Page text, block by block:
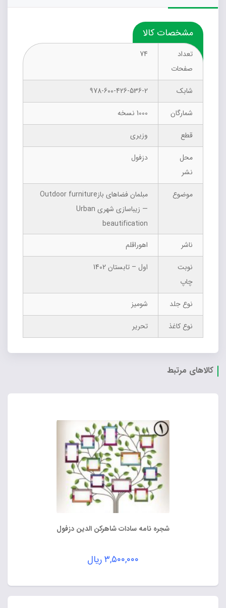
مشخصات کالا
تعداد
صفحات
74
شابک
978-600-426-536-2
شمارگان
1000 نسخه
قطع
وزیری
محل
نشر
دزفول
موضوع
مبلمان فضا‌های بازOutdoor furniture
— زیبا‌سازی شهری Urban
beautification
ناشر
اهوراقلم
نوبت
چاپ
اول – تابستان 1402
نوع جلد
شومیز
نوع کاغذ
تحریر
کالاهای مرتبط
شجره نامه سادات شاهرکن الدین دزفول
۳,۵۰۰,۰۰۰ریال